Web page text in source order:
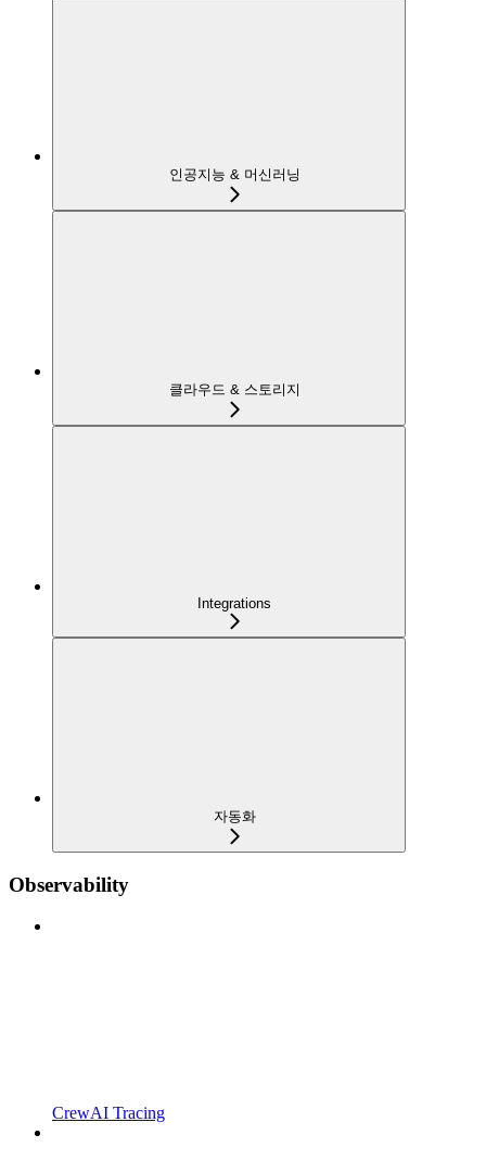
인공지능 & 머신러닝
클라우드 & 스토리지
Integrations
자동화
Observability
CrewAI Tracing